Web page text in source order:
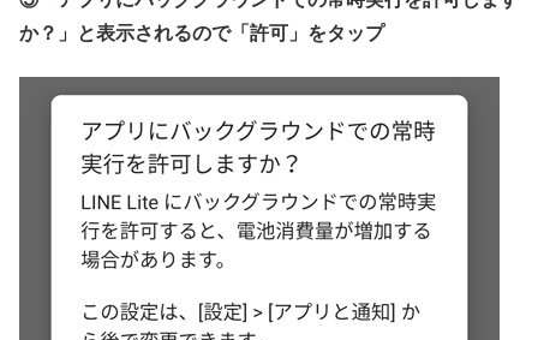
か？」と表示されるので「許可」をタップ